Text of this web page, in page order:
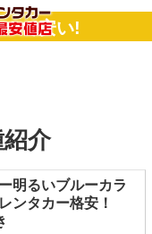
で安い!
介
明るいブルーカラ
ンタカー格安！